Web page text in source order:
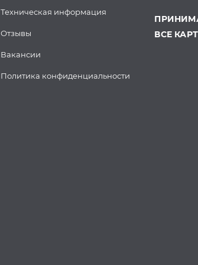
Техническая информация
Отзывы
Вакансии
Политика конфиденциальности
ВСЕ